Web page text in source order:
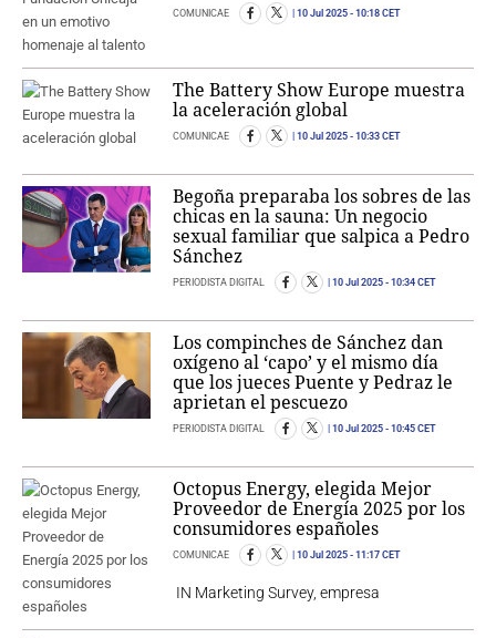
COMUNICAE 10 Jul 2025 - 10:18 CET
The Battery Show Europe muestra
la aceleración global
COMUNICAE 10 Jul 2025 - 10:33 CET
Begoña preparaba los sobres de las
chicas en la sauna: Un negocio
sexual familiar que salpica a Pedro
Sánchez
PERIODISTA DIGITAL 10 Jul 2025 - 10:34 CET
Los compinches de Sánchez dan
oxígeno al ‘capo’ y el mismo día
que los jueces Puente y Pedraz le
aprietan el pescuezo
PERIODISTA DIGITAL 10 Jul 2025 - 10:45 CET
Octopus Energy, elegida Mejor
Proveedor de Energía 2025 por los
consumidores españoles
COMUNICAE 10 Jul 2025 - 11:17 CET
IN Marketing Survey, empresa